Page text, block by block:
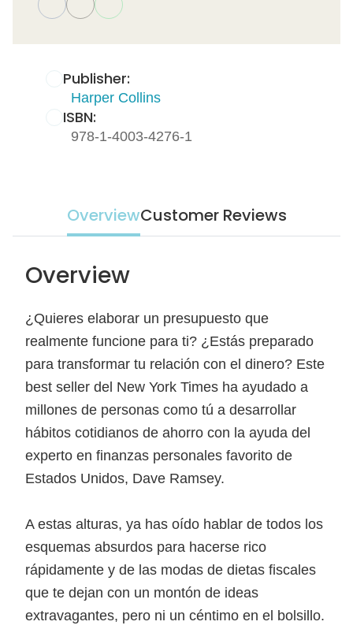
Publisher:
Harper Collins
ISBN:
978-1-4003-4276-1
OverviewCustomer Reviews
Overview
¿Quieres elaborar un presupuesto que
realmente funcione para ti? ¿Estás preparado
para transformar tu relación con el dinero? Este
best seller del New York Times ha ayudado a
millones de personas como tú a desarrollar
hábitos cotidianos de ahorro con la ayuda del
experto en finanzas personales favorito de
Estados Unidos, Dave Ramsey.
A estas alturas, ya has oído hablar de todos los
esquemas absurdos para hacerse rico
rápidamente y de las modas de dietas fiscales
que te dejan con un montón de ideas
extravagantes, pero ni un céntimo en el bolsillo.